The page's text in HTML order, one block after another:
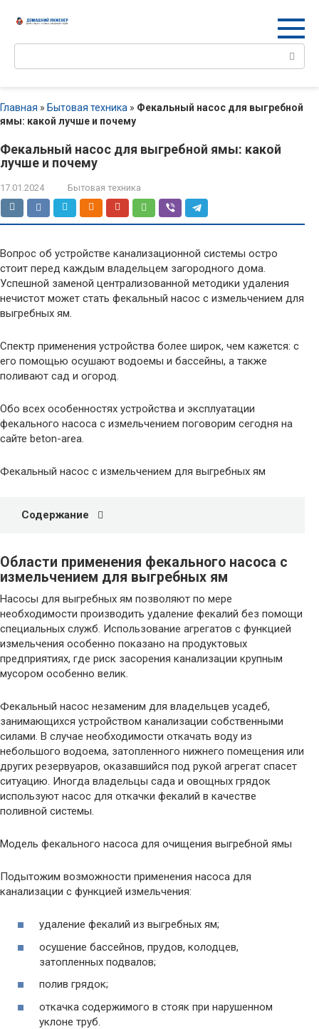
Поиск:
Главная » Бытовая техника » Фекальный насос для выгребной
ямы: какой лучше и почему
Фекальный насос для выгребной ямы: какой
лучше и почему
17.01.2024 Бытовая техника
Вопрос об устройстве канализационной системы остро
стоит перед каждым владельцем загородного дома.
Успешной заменой централизованной методики удаления
нечистот может стать фекальный насос с измельчением для
выгребных ям.
Спектр применения устройства более широк, чем кажется: с
его помощью осушают водоемы и бассейны, а также
поливают сад и огород.
Обо всех особенностях устройства и эксплуатации
фекального насоса с измельчением поговорим сегодня на
сайте beton-area.
Фекальный насос с измельчением для выгребных ям
Содержание
Области применения фекального насоса с
измельчением для выгребных ям
Насосы для выгребных ям позволяют по мере
необходимости производить удаление фекалий без помощи
специальных служб. Использование агрегатов с функцией
измельчения особенно показано на продуктовых
предприятиях, где риск засорения канализации крупным
мусором особенно велик.
Фекальный насос незаменим для владельцев усадеб,
занимающихся устройством канализации собственными
силами. В случае необходимости откачать воду из
небольшого водоема, затопленного нижнего помещения или
других резервуаров, оказавшийся под рукой агрегат спасет
ситуацию. Иногда владельцы сада и овощных грядок
используют насос для откачки фекалий в качестве
поливной системы.
Модель фекального насоса для очищения выгребной ямы
Подытожим возможности применения насоса для
канализации с функцией измельчения:
удаление фекалий из выгребных ям;
осушение бассейнов, прудов, колодцев,
затопленных подвалов;
полив грядок;
откачка содержимого в стояк при нарушенном
уклоне труб.